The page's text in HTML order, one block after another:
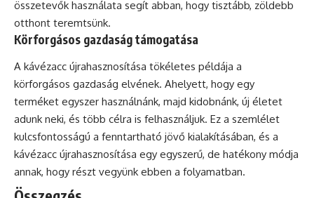
összetevők használata segít abban, hogy tisztább, zöldebb
otthont teremtsünk.
Körforgásos gazdaság támogatása
A kávézacc újrahasznosítása tökéletes példája a
körforgásos gazdaság elvének. Ahelyett, hogy egy
terméket egyszer használnánk, majd kidobnánk, új életet
adunk neki, és több célra is felhasználjuk. Ez a szemlélet
kulcsfontosságú a fenntartható jövő kialakításában, és a
kávézacc újrahasznosítása egy egyszerű, de hatékony módja
annak, hogy részt vegyünk ebben a folyamatban.